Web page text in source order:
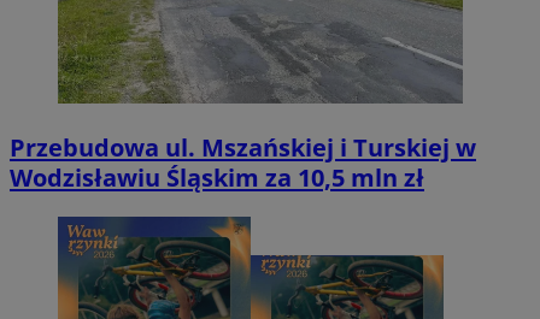
Przebudowa ul. Mszańskiej i Turskiej w
Wodzisławiu Śląskim za 10,5 mln zł